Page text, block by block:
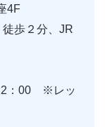
4F
歩２分、JR
：00 ※レッ